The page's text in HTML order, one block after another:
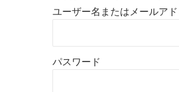
ユーザー名またはメールアド
パスワード